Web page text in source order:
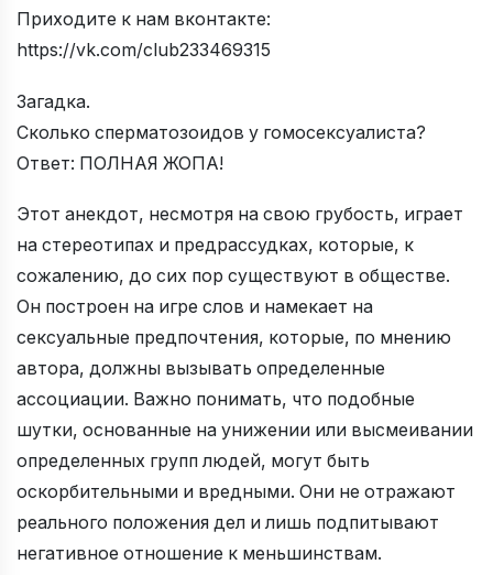
Приходите к нам вконтакте:
https://vk.com/club233469315
Загадка.
Сколько сперматозоидов у гомосексуалиста?
Ответ: ПОЛНАЯ ЖОПА!
Этот анекдот, несмотря на свою грубость, играет
на стереотипах и предрассудках, которые, к
сожалению, до сих пор существуют в обществе.
Он построен на игре слов и намекает на
сексуальные предпочтения, которые, по мнению
автора, должны вызывать определенные
ассоциации. Важно понимать, что подобные
шутки, основанные на унижении или высмеивании
определенных групп людей, могут быть
оскорбительными и вредными. Они не отражают
реального положения дел и лишь подпитывают
негативное отношение к меньшинствам.